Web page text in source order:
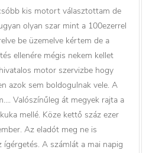
kis motort választottam de
olyan szar mint a 100ezerrel
be üzemelve kértem de a
ellenére mégis nekem kellet
motor szervizbe hogy
azok sem boldogulnak vele. A
Valószínűleg át megyek rajta a
mellé. Köze kettő száz ezer
Az eladót meg ne is
A számlát a mai napig